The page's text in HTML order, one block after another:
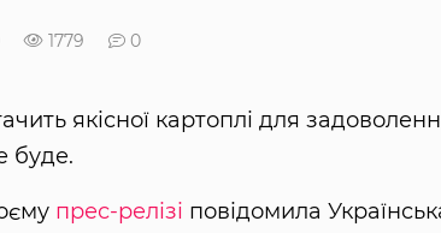
1779 0
якісної картоплі для
буде.
прес-релізі повідомила